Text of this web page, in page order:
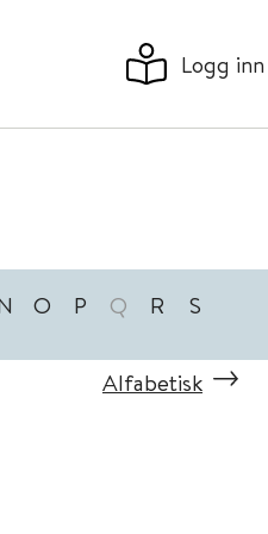
Logg inn
O P Q R S
Alfabetisk